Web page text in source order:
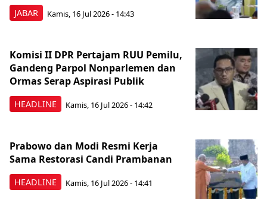
JABAR Kamis, 16 Jul 2026 - 14:43
HEADLINE
Komisi II DPR Pertajam RUU Pemilu,
Gandeng Parpol Nonparlemen dan
Ormas Serap Aspirasi Publik
Kamis, 16 Jul 2026 - 14:42
HEADLINE
Prabowo dan Modi Resmi Kerja
Sama Restorasi Candi Prambanan
Kamis, 16 Jul 2026 - 14:41